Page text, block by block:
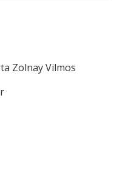
Zolnay Vilmos